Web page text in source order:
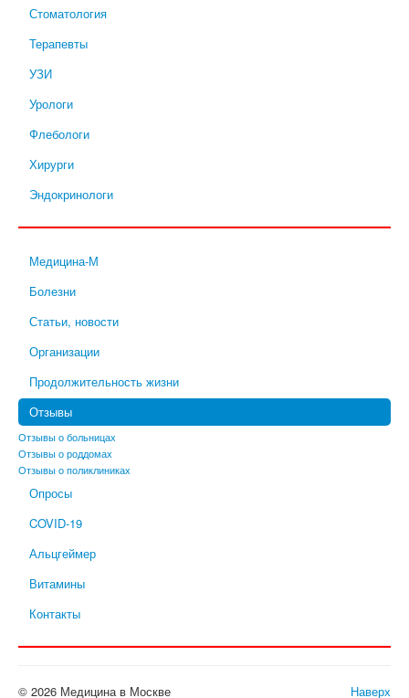
Стоматология
Терапевты
УЗИ
Урологи
Флебологи
Хирурги
Эндокринологи
Медицина-М
Болезни
Статьи, новости
Организации
Продолжительность жизни
Отзывы
Отзывы о больницах
Отзывы о роддомах
Отзывы о поликлиниках
Опросы
COVID-19
Альцгеймер
Витамины
Контакты
Наверх
© 2026 Медицина в Москве